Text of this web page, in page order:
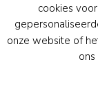
cookies
onze website of
ons